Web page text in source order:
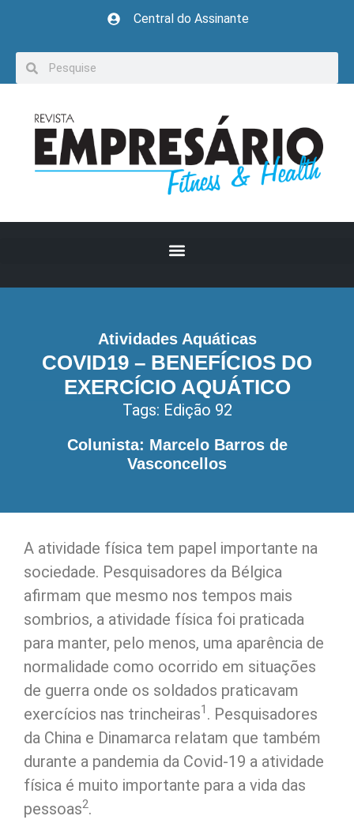
Central do Assinante
Atividades Aquáticas
COVID19 – BENEFÍCIOS DO
EXERCÍCIO AQUÁTICO
Tags: Edição 92
Colunista: Marcelo Barros de
Vasconcellos
A atividade física tem papel importante na
sociedade. Pesquisadores da Bélgica
afirmam que mesmo nos tempos mais
sombrios, a atividade física foi praticada
para manter, pelo menos, uma aparência de
normalidade como ocorrido em situações
de guerra onde os soldados praticavam
exercícios nas trincheiras1 . Pesquisadores
da China e Dinamarca relatam que também
durante a pandemia da Covid-19 a atividade
física é muito importante para a vida das
pessoas2.